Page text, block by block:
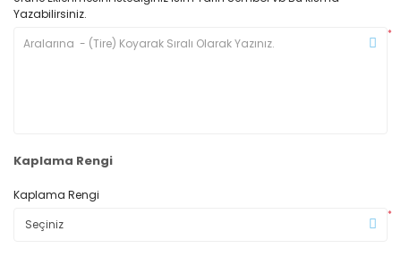
Yazabilirsiniz.
*
Kaplama Rengi
Kaplama Rengi
*